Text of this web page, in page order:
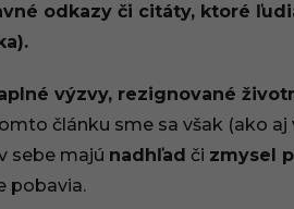
odkazy či citáty, ktoré
výzvy, rezignované
článku sme sa však (ako
sebe majú nadhľad či zmysel
pobavia.